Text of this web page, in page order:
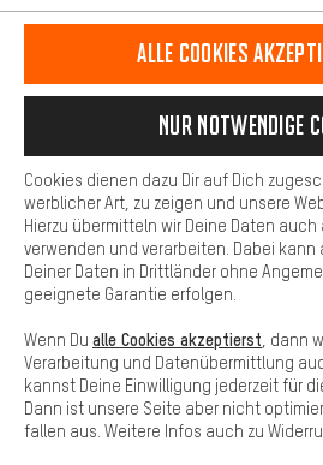
SCHNELL
Lass Dich
Dein Shopping-Erlebnis wird
stellen wir Verknüpfungen zu
können wir dir weitere nützliche
Verfügung stellen. Zudem hast du
Services zu nutzen, die es dir
finden. Beispielsweise bieten wir
Fragen schnell und unkompliziert
Basis
Basis-Cookies gewährleisten, dass
grundsätzlich nutzen kannst.
Alle Cookies
Nur Notwendige
Cookies dienen dazu Dir auf Dich
werblicher Art, zu zeigen und unsere
Hierzu übermitteln wir Deine Daten
verwenden und verarbeiten. Dabei
Deiner Daten in Drittländer ohne
geeignete Garantie erfolgen.
Wenn Du alle Cookies akzeptierst , dann
Verarbeitung und Datenübermittlung
kannst Deine Einwilligung jederzeit für
Dann ist unsere Seite aber nicht
fallen aus. Weitere Infos auch zu